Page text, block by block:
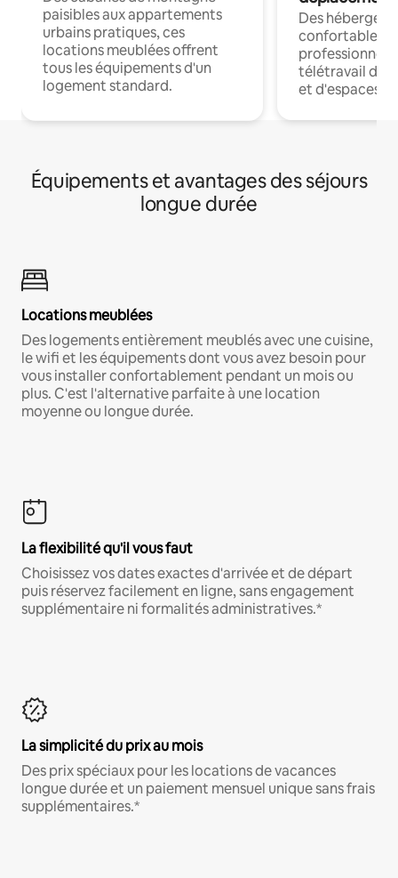
paisibles aux appartements
urbains pratiques, ces
locations meublées offrent
tous les équipements d'un
logement standard.
Des
confortables
professionnels
télétravail
et d'espaces
Équipements et avantages des séjours
longue durée
Locations meublées
Des logements entièrement meublés avec une cuisine,
le wifi et les équipements dont vous avez besoin pour
vous installer confortablement pendant un mois ou
plus. C'est l'alternative parfaite à une location
moyenne ou longue durée.
La flexibilité qu'il vous faut
Choisissez vos dates exactes d'arrivée et de départ
puis réservez facilement en ligne, sans engagement
supplémentaire ni formalités administratives.*
La simplicité du prix au mois
Des prix spéciaux pour les locations de vacances
longue durée et un paiement mensuel unique sans frais
supplémentaires.*